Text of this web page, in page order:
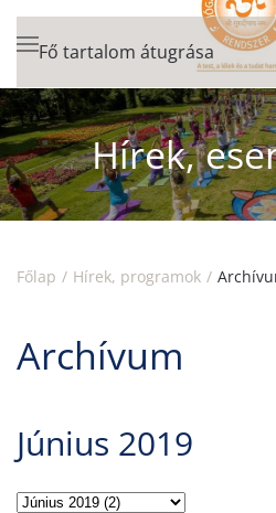
Fő tartalom átugrása
Hírek,
Főlap Hírek, programok
Archívum
Június 2019